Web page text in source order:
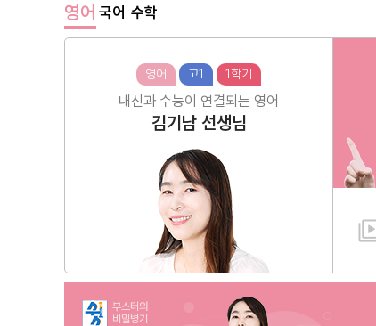
영어 국어 수학
영어 고1 1학기
내신과 수능이 연결되는 영어
김기남 선생님
부스터의
비밀병기